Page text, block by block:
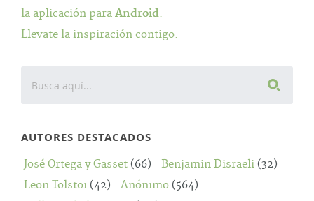
la aplicación para Android.
Llevate la inspiración contigo.
AUTORES DESTACADOS
José Ortega y Gasset (66) Benjamin Disraeli (32)
Leon Tolstoi (42) Anónimo (564)